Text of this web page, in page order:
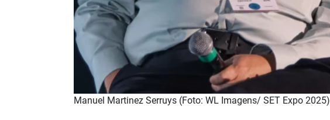
Manuel Martinez Serruys (Foto: WL Imagens/ SET Expo 2025)